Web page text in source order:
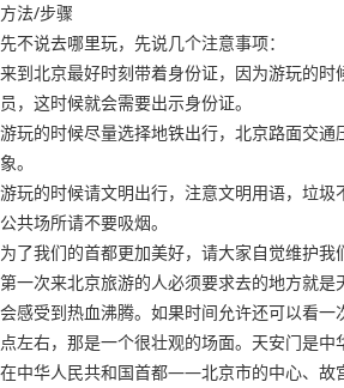
方法/步骤
先不说去哪里玩，先说几个注意事项：
来到北京最好时刻带着身份证，因为游玩的时
员，这时候就会需要出示身份证。
游玩的时候尽量选择地铁出行，北京路面交通
象。
游玩的时候请文明出行，注意文明用语，垃圾
公共场所请不要吸烟。
为了我们的首都更加美好，请大家自觉维护我
第一次来北京旅游的人必须要求去的地方就是
会感受到热血沸腾。如果时间允许还可以看一
点左右，那是一个很壮观的场面。天安门是
在中华人民共和国首都——北京市的中心、故